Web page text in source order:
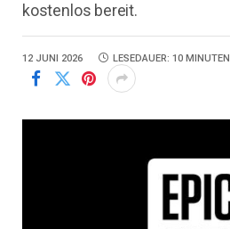
kostenlos bereit.
12 JUNI 2026 LESEDAUER: 10 MINUTEN